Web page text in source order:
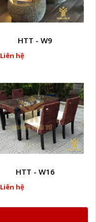
HTT - W9
Liên hệ
HTT - W16
Liên hệ